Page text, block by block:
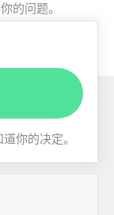
的问题。
你的决定。